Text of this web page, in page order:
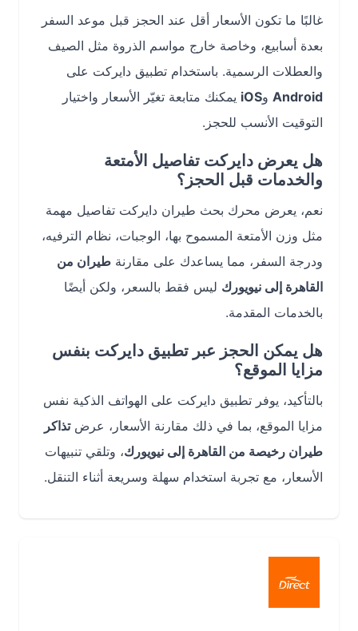
غالبًا ما تكون الأسعار أقل عند الحجز قبل موعد السفر
بعدة أسابيع، وخاصة خارج مواسم الذروة مثل الصيف
والعطلات الرسمية. باستخدام تطبيق دايركت على
AndroidوiOS يمكنك متابعة تغيّر الأسعار واختيار
التوقيت الأنسب للحجز.
هل يعرض دايركت تفاصيل الأمتعة
والخدمات قبل الحجز؟
نعم، يعرض محرك بحث طيران دايركت تفاصيل مهمة
مثل وزن الأمتعة المسموح بها، الوجبات، نظام الترفيه،
ودرجة السفر، مما يساعدك على مقارنةطيران من
القاهرة إلى نيويوركليس فقط بالسعر، ولكن أيضًا
بالخدمات المقدمة.
هل يمكن الحجز عبر تطبيق دايركت بنفس
مزايا الموقع؟
بالتأكيد، يوفر تطبيق دايركت على الهواتف الذكية نفس
مزايا الموقع، بما في ذلك مقارنة الأسعار، عرضتذاكر
طيران رخيصة من القاهرة إلى نيويورك، وتلقي تنبيهات
الأسعار، مع تجربة استخدام سهلة وسريعة أثناء التنقل.